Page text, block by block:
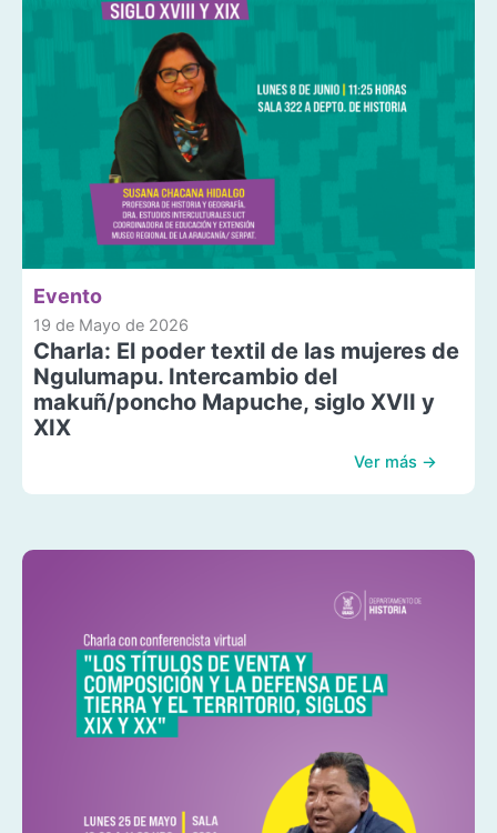
Evento
19 de Mayo de 2026
Charla: El poder textil de las mujeres de
Ngulumapu. Intercambio del
makuñ/poncho Mapuche, siglo XVII y
XIX
Ver más →